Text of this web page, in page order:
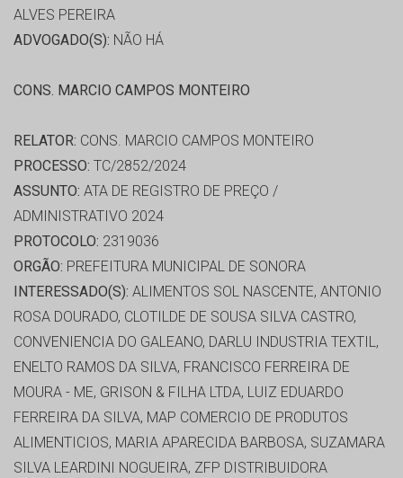
ALVES PEREIRA
ADVOGADO(S): NÃO HÁ
CONS. MARCIO CAMPOS MONTEIRO
RELATOR: CONS. MARCIO CAMPOS MONTEIRO
PROCESSO: TC/2852/2024
ASSUNTO: ATA DE REGISTRO DE PREÇO /
ADMINISTRATIVO 2024
PROTOCOLO: 2319036
ORGÃO: PREFEITURA MUNICIPAL DE SONORA
INTERESSADO(S): ALIMENTOS SOL NASCENTE, ANTONIO
ROSA DOURADO, CLOTILDE DE SOUSA SILVA CASTRO,
CONVENIENCIA DO GALEANO, DARLU INDUSTRIA TEXTIL,
ENELTO RAMOS DA SILVA, FRANCISCO FERREIRA DE
MOURA - ME, GRISON & FILHA LTDA, LUIZ EDUARDO
FERREIRA DA SILVA, MAP COMERCIO DE PRODUTOS
ALIMENTICIOS, MARIA APARECIDA BARBOSA, SUZAMARA
SILVA LEARDINI NOGUEIRA, ZFP DISTRIBUIDORA